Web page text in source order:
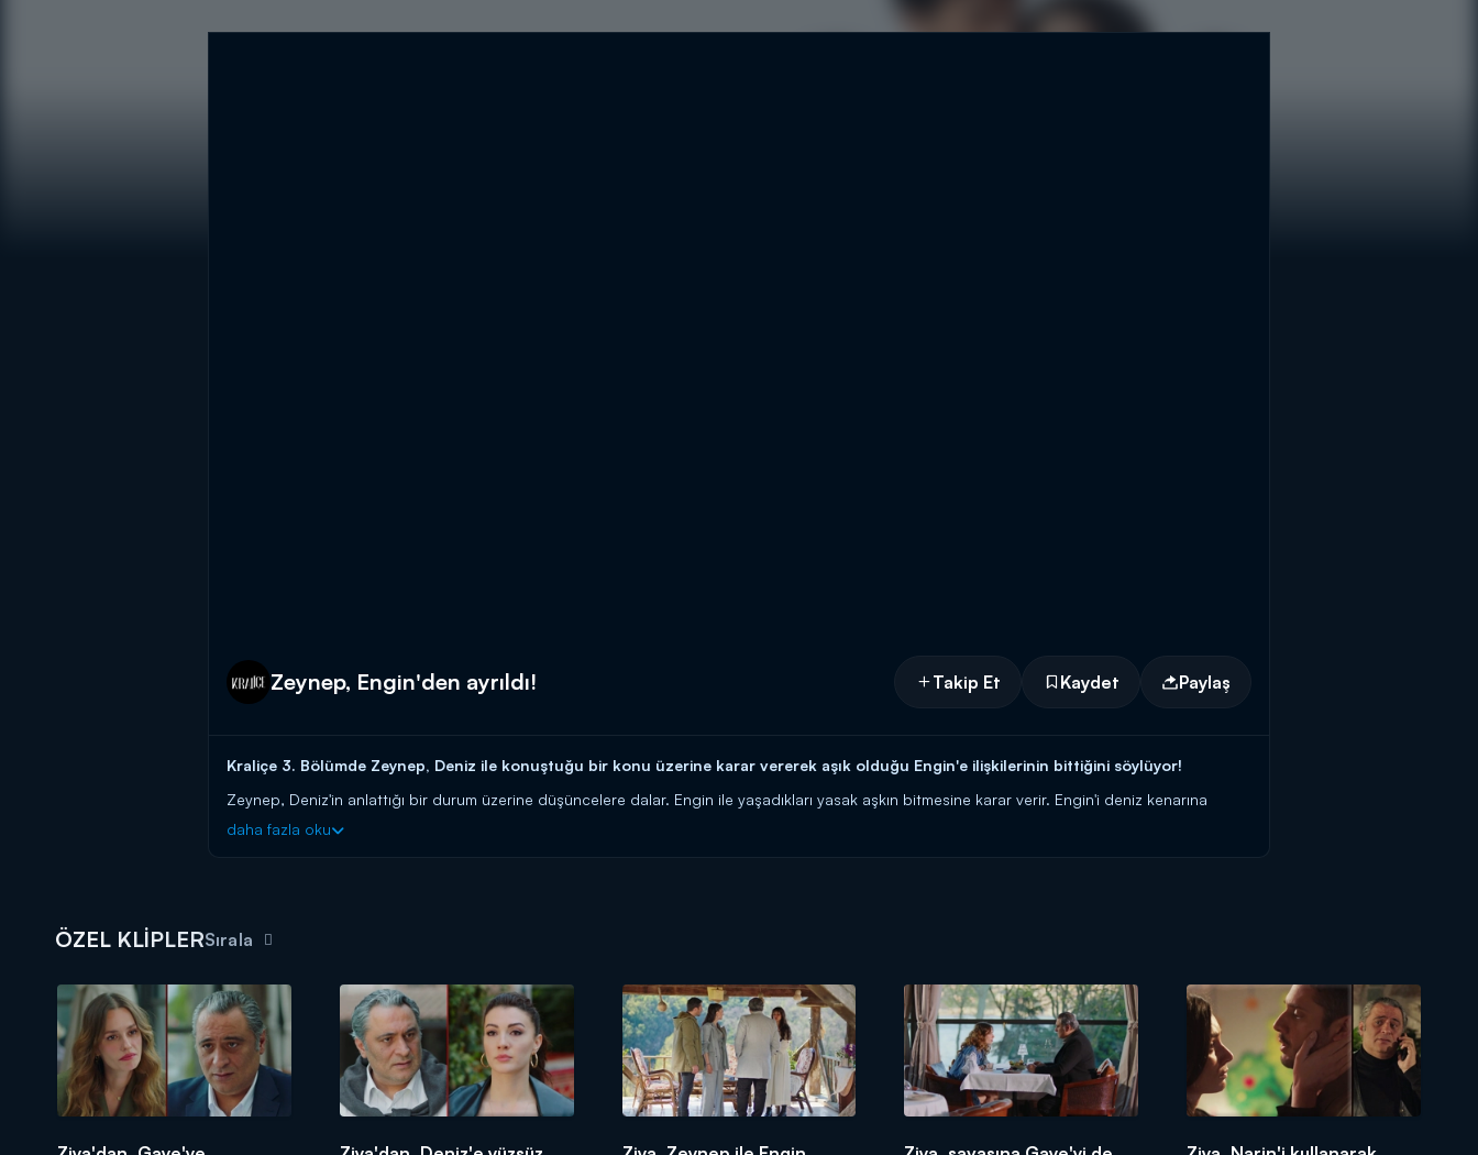
Zeynep, Engin'den ayrıldı! Takip Et Kaydet Paylaş
Kraliçe 3. Bölümde Zeynep, Deniz ile konuştuğu bir konu üzerine karar vererek aşık olduğu Engin'e ilişkilerinin bittiğini söylüyor!
Zeynep, Deniz'in anlattığı bir durum üzerine düşüncelere dalar. Engin ile yaşadıkları yasak aşkın bitmesine karar verir. Engin'i deniz kenarına
çağıran Zeynep gözyaşları içerisinde ilişkilerinin bittiğini söyler.
daha fazla oku
ÖZEL KLİPLERSırala